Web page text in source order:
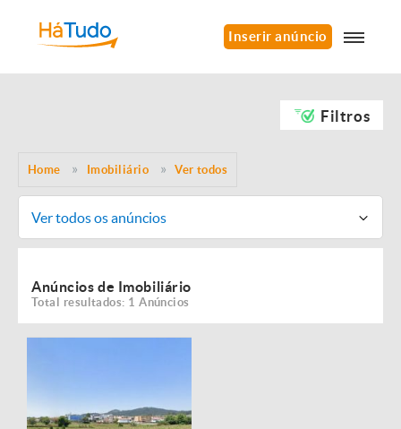
Inserir anúncio
Filtros
Home Imobiliário Ver todos
Ver todos os anúncios
Anúncios de Imobiliário
Total resultados: 1 Anúncios